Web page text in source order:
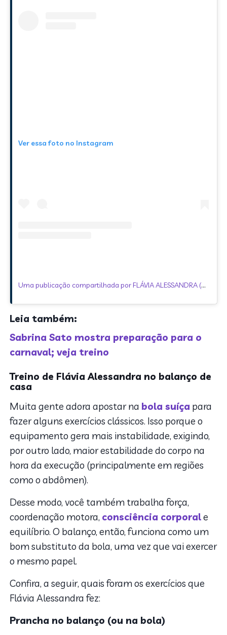
Ver essa foto no Instagram
Uma publicação compartilhada por FLÁVIA ALESSANDRA (@flaviaalessandra)
Leia também:
Sabrina Sato mostra preparação para o
carnaval; veja treino
Treino de Flávia Alessandra no balanço de
casa
Muita gente adora apostar na bola suíça para
fazer alguns exercícios clássicos. Isso porque o
equipamento gera mais instabilidade, exigindo,
por outro lado, maior estabilidade do corpo na
hora da execução (principalmente em regiões
como o abdômen).
Desse modo, você também trabalha força,
coordenação motora, consciência corporale
equilíbrio. O balanço, então, funciona como um
bom substituto da bola, uma vez que vai exercer
o mesmo papel.
Confira, a seguir, quais foram os exercícios que
Flávia Alessandra fez:
Prancha no balanço (ou na bola)